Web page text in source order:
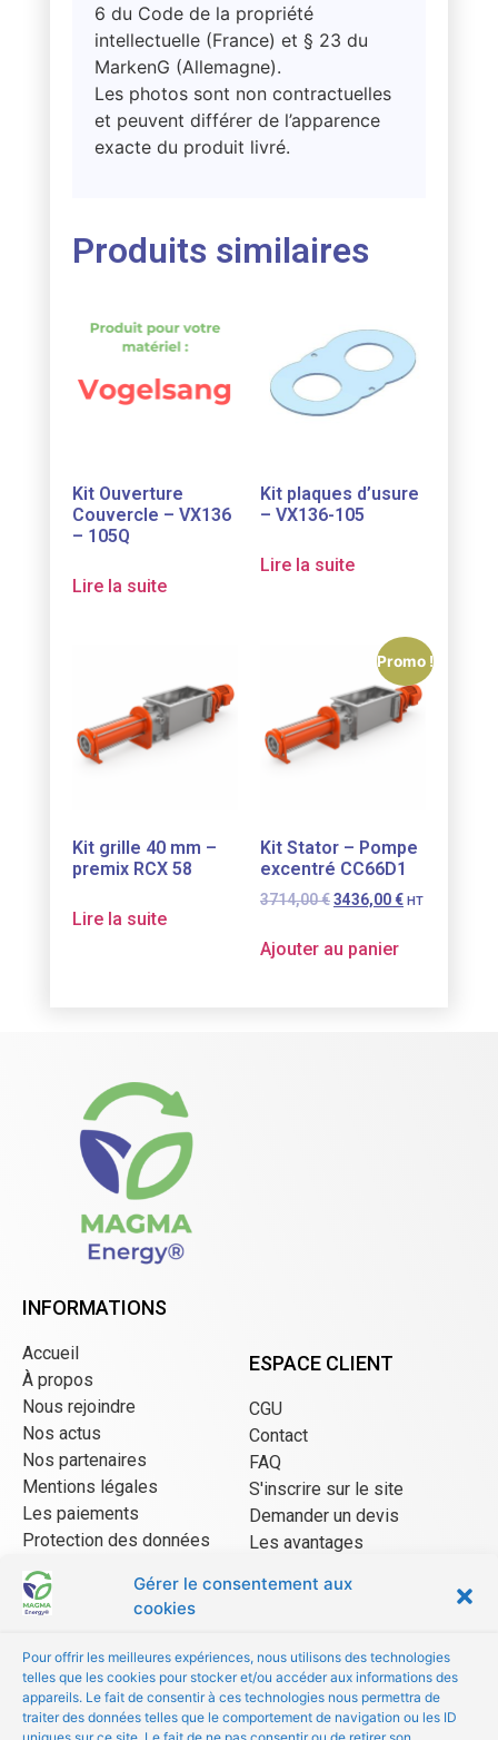
Gérer le consentement aux
cookies
Pour offrir les meilleures expériences, nous utilisons des technologies
telles que les cookies pour stocker et/ou accéder aux informations des
appareils. Le fait de consentir à ces technologies nous permettra de
traiter des données telles que le comportement de navigation ou les ID
6 du Code de la propriété
intellectuelle (France) et § 23 du
MarkenG (Allemagne).
Les photos sont non contractuelles
et peuvent différer de l’apparence
exacte du produit livré.
Produits similaires
Kit Ouverture
Couvercle – VX136
– 105Q
Lire la suite
Kit plaques d’usure
– VX136-105
Lire la suite
Kit grille 40 mm –
premix RCX 58
Lire la suite
Promo !
Kit Stator – Pompe
excentré CC66D1
3714,00€3436,00 € HT
Ajouter au panier
INFORMATIONS
Accueil
À propos
Nous rejoindre
Nos actus
Nos partenaires
Mentions légales
Les paiements
Protection des données
CGU Mangopay
ESPACE CLIENT
CGU
Contact
FAQ
S'inscrire sur le site
Demander un devis
Les avantages
CGU/CGV
Être référencé